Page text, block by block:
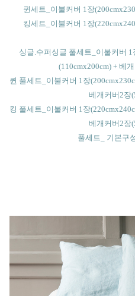
퀸세트_이불커버 1장
킹세트_이불커버 1장
싱글.수퍼싱글 풀세트_이불커버
(110cmx200cm) + 베
퀸 풀세트_이불커버 1장
베개커버2장
킹 풀세트_이불커버 1장
베개커버2장
풀세트_ 기본구